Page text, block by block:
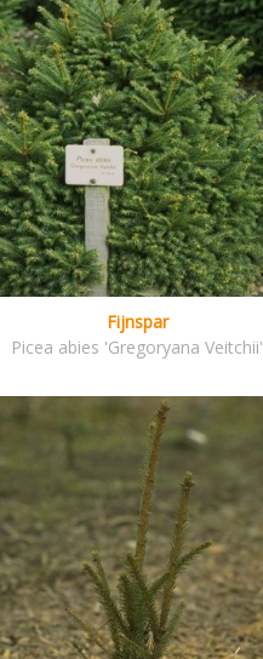
Fijnspar
Picea abies 'Gregoryana Veitchii'